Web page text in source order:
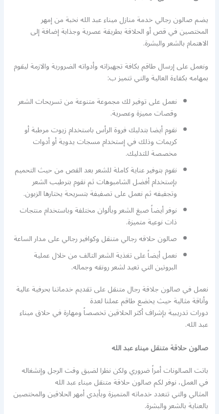
يضم صالون رجالي خدمة منازل ميناء عبد الله نخبة من إمهر
المختصين في قص أو الحلاقة بطريقة عصرية وجذابة إضافة إلى
الاهتمام بالشعر والبشرة.
ونعمل على إرسال طاقم بكافة تجهيزاته وأدواته الضرورية والازمة ليقوم
بمهامه بكفاءة العالية والتي تتميز ب:
نعمل على توفير لك مجموعة متنوعة من تسريحات الشعر
وقصات مميزة وعصرية.
نقوم أيضا بتدليك فروة الرأس باستخدام زيوت مرطبة أو
كريمات وذلك في إستخدام مسجات يدوية أو أدوات
مخصصة للتدليك.
نقوم بتوفير عناية كاملة للشعر بعد القص من حيث التحميم
بإستخدام أفضل الشامبوهات ثم نقوم بترطيب الشعر
وتجفيفه ثم نعمل على تصفيفة بتسريحة يختارها الزبون.
نوفر أيضاً صبغ الشعر وبألوان مختلفة وباستخدام منتجات
ذات نوعية متميزة.
صالون حلاقه رجالي متنقل وكوافير رجالي على مدار الساعة
نعمل أيضاً على تغذية الشعر التالف من خلال عملية
البروتين التي تعيد لشعر رونقه وجماله.
نعمل في صالون جلاقة رجال متنقل على تقديم خدماتنا بحرفية عالية
وأناقة مثالية حيث يخضع طاقم عملنا لعدة
دورات تدريبية بإشراف أكثر الحلاقين تخصصاً ومهارة في حلاق ميناء
عبد الله.
صالون حلاقة متنقل ميناء عبد الله
باتت الصالونات أمراً ضروري ولكن نظرا لضيق وقت الرجل وإنشغاله
في العمل، نوفر لكم صالون حلاقة متنقل ميناء عبد الله
المثالي والتي تتعدد خدماته المتميزة وبأيدي أمهر الحلاقين والمختصين
بالعناية بالشعر والبشرة.